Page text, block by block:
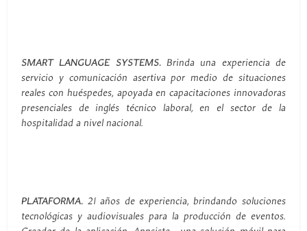
SMART LANGUAGE SYSTEMS. Brinda una experiencia de
servicio y comunicación asertiva por medio de situaciones
reales con huéspedes, apoyada en capacitaciones innovadoras
presenciales de inglés técnico laboral, en el sector de la
hospitalidad a nivel nacional.
PLATAFORMA. 21 años de experiencia, brindando soluciones
tecnológicas y audiovisuales para la producción de eventos.